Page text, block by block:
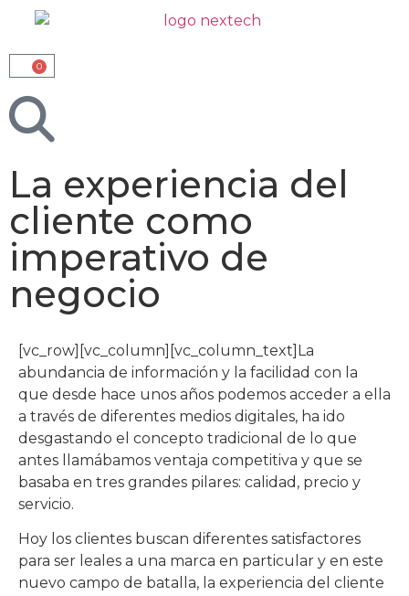
0
La experiencia del
cliente como
imperativo de
negocio
[vc_row][vc_column][vc_column_text]La
abundancia de información y la facilidad con la
que desde hace unos años podemos acceder a ella
a través de diferentes medios digitales, ha ido
desgastando el concepto tradicional de lo que
antes llamábamos ventaja competitiva y que se
basaba en tres grandes pilares: calidad, precio y
servicio.
Hoy los clientes buscan diferentes satisfactores
para ser leales a una marca en particular y en este
nuevo campo de batalla, la experiencia del cliente